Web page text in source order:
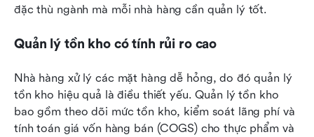
đặc thù ngành mà mỗi nhà hàng cần quản lý tốt.
Quản lý tồn kho có tính rủi ro cao
Nhà hàng xử lý các mặt hàng dễ hỏng, do đó quản lý
tồn kho hiệu quả là điều thiết yếu. Quản lý tồn kho
bao gồm theo dõi mức tồn kho, kiểm soát lãng phí và
tính toán giá vốn hàng bán (COGS) cho thực phẩm và